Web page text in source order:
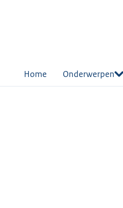
Home Onderwerpen